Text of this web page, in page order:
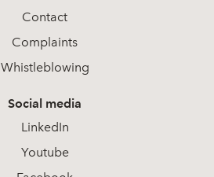
Contact
Complaints
Whistleblowing
Social media
LinkedIn
Youtube